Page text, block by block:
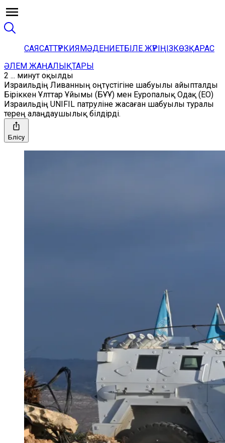
САЯСАТТҮРКИЯМӘДЕНИЕТБІЛЕ ЖҮРІҢІЗКӨЗҚАРАС
ӘЛЕМ ЖАҢАЛЫҚТАРЫ
2 ... минут оқылды
Израильдің Ливанның оңтүстігіне шабуылы айыпталды
Біріккен Ұлттар Ұйымы (БҰҰ) мен Еуропалық Одақ (ЕО)
Израильдің UNIFIL патруліне жасаған шабуылы туралы
терең алаңдаушылық білдірді.
Бөлісу